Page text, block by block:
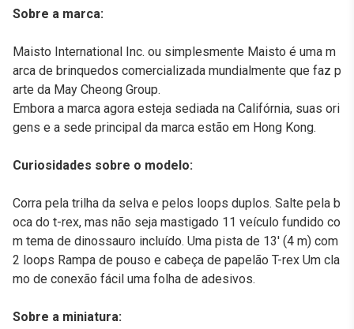
Sobre a marca:
Maisto International Inc. ou simplesmente Maisto é uma m
arca de brinquedos comercializada mundialmente que faz p
arte da May Cheong Group.
Embora a marca agora esteja sediada na Califórnia, suas ori
gens e a sede principal da marca estão em Hong Kong.
Curiosidades sobre o modelo:
Corra pela trilha da selva e pelos loops duplos. Salte pela b
oca do t-rex, mas não seja mastigado 11 veículo fundido co
m tema de dinossauro incluído. Uma pista de 13' (4 m) com
2 loops Rampa de pouso e cabeça de papelão T-rex Um cla
mo de conexão fácil uma folha de adesivos.
Sobre a miniatura: